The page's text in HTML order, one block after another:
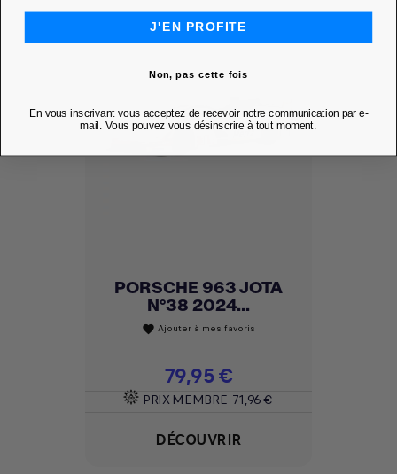
PORSCHE 963 JOTA
N°38 2024...
favorite Ajouter à mes favoris
Prix
79,95 €
PRIX MEMBRE 71,96 €
DÉCOUVRIR
J'EN PROFITE
Non, pas cette fois
En vous inscrivant vous acceptez de recevoir notre communication par e-
mail. Vous pouvez vous désinscrire à tout moment.